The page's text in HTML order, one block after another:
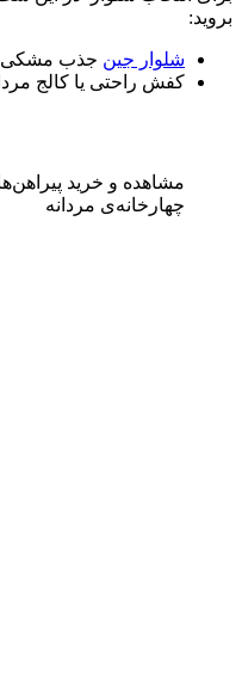
بروید:
شلوار جین جذب مشکی
کفش راحتی یا کالج
مشاهده و خرید
چهارخانه‌ی مردانه